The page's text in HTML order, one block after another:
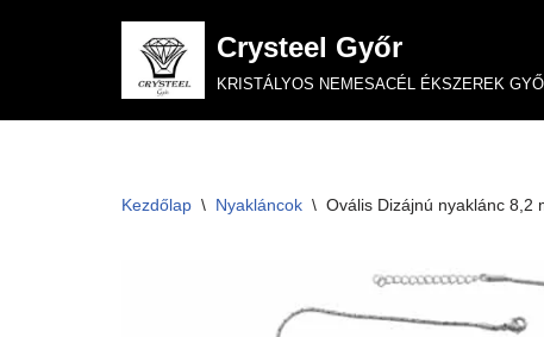
Crysteel Győr
KRISTÁLYOS NEMESACÉL ÉKSZEREK
Kezdőlap \ Nyakláncok \ Ovális Dizájnú nyaklánc 8,2